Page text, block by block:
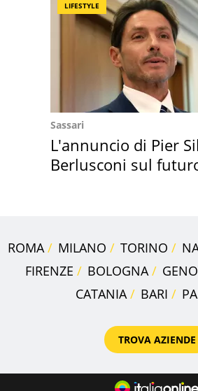
LIFESTYLE
Sassari
L'annuncio di Pier
Berlusconi sul
ROMA MILANO TORINO
FIRENZE
BOLOGNA
CATANIA
BARI
TROVA AZIENDE